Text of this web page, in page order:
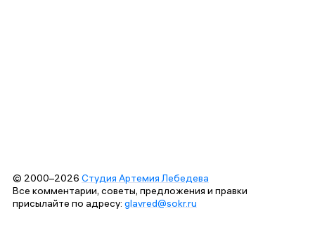
© 2000–2026 Студия Артемия Лебедева
Все комментарии, советы, предложения и правки
присылайте по адресу: glavred@sokr.ru